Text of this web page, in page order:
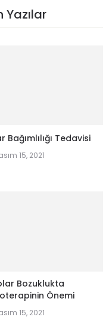
Bağımlılığı Tedavisi
15, 2021
Bozuklukta
Önemi
15, 2021